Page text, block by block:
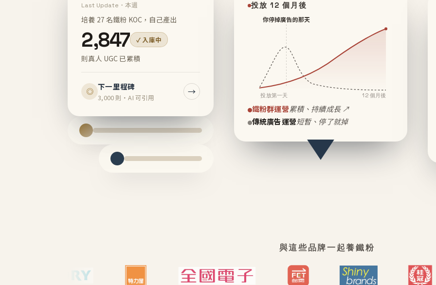
Last Update・本週
培養 27 名鐵粉 KOC，自己產出
2,847 ✓ 入庫中
則真人 UGC 已累積
◎ 下一里程碑
3,000 則・AI 可引用
→
投放 12 個月後
你停掉廣告的那天
投放第一天 12 個月後
鐵粉群運營累積、持續成長 ↗
傳統廣告運營短暫、停了就掉
與這些品牌一起養鐵粉